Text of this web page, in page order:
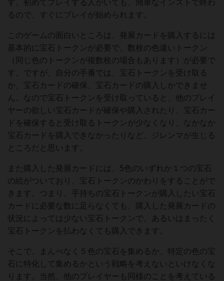
す。初めてプレイする人がいても、簡単なインストで終わ
るので、すぐにプレイが始められます。
このゲームの面白いところは、発展カードを購入するには
基本的に宝石トークンが必要で、数枚の色違いトークン
（同じ色のトークンが複数枚の場合もあります）が必要で
す。ですが、自分の手番では、宝石トークンを受け取る
か、宝石カードの確保、宝石カードの購入しかできませ
ん。なので宝石トークンを受け取っていると、他のプレイ
ヤーの欲しい宝石カードが確保や購入されたり、宝石カー
ドを確保すると受け取るトークンが少なくなり、なかなか
宝石カードを購入できなかったりなど、ジレンマが生じる
ところだと思います。
また購入した発展カードには、5色のいずれか１つの宝石
の絵がついており、宝石トークンのかわりをすることがで
きます。つまり、手持ちの宝石トークンが購入したい宝石
カードに必要な数に足らなくても、購入した発展カードの
状況によっては少ない宝石トークンで、あるいはまったく
宝石トークンを払わなくても購入できます。
そこで、まんべなく５色の宝石を集めるか、特定の色の宝
石に特化して集めるかという戦略を考えないといけなくな
ります。当然、他のプレイヤーも同様のことを考えている